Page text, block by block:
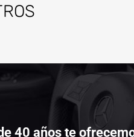
40 años te